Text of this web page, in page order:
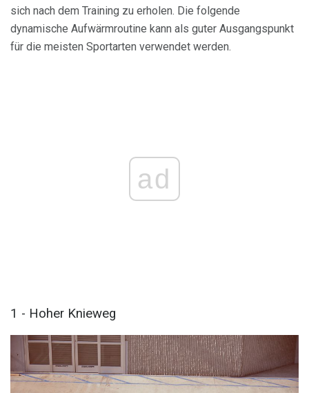
sich nach dem Training zu erholen. Die folgende
dynamische Aufwärmroutine kann als guter Ausgangspunkt
für die meisten Sportarten verwendet werden.
ad
1 - Hoher Knieweg